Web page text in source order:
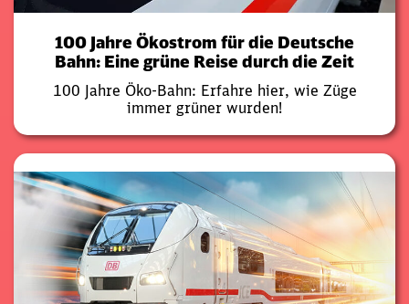
100 Jahre Ökostrom für die Deutsche
Bahn: Eine grüne Reise durch die Zeit
100 Jahre Öko-Bahn: Erfahre hier, wie Züge
immer grüner wurden!